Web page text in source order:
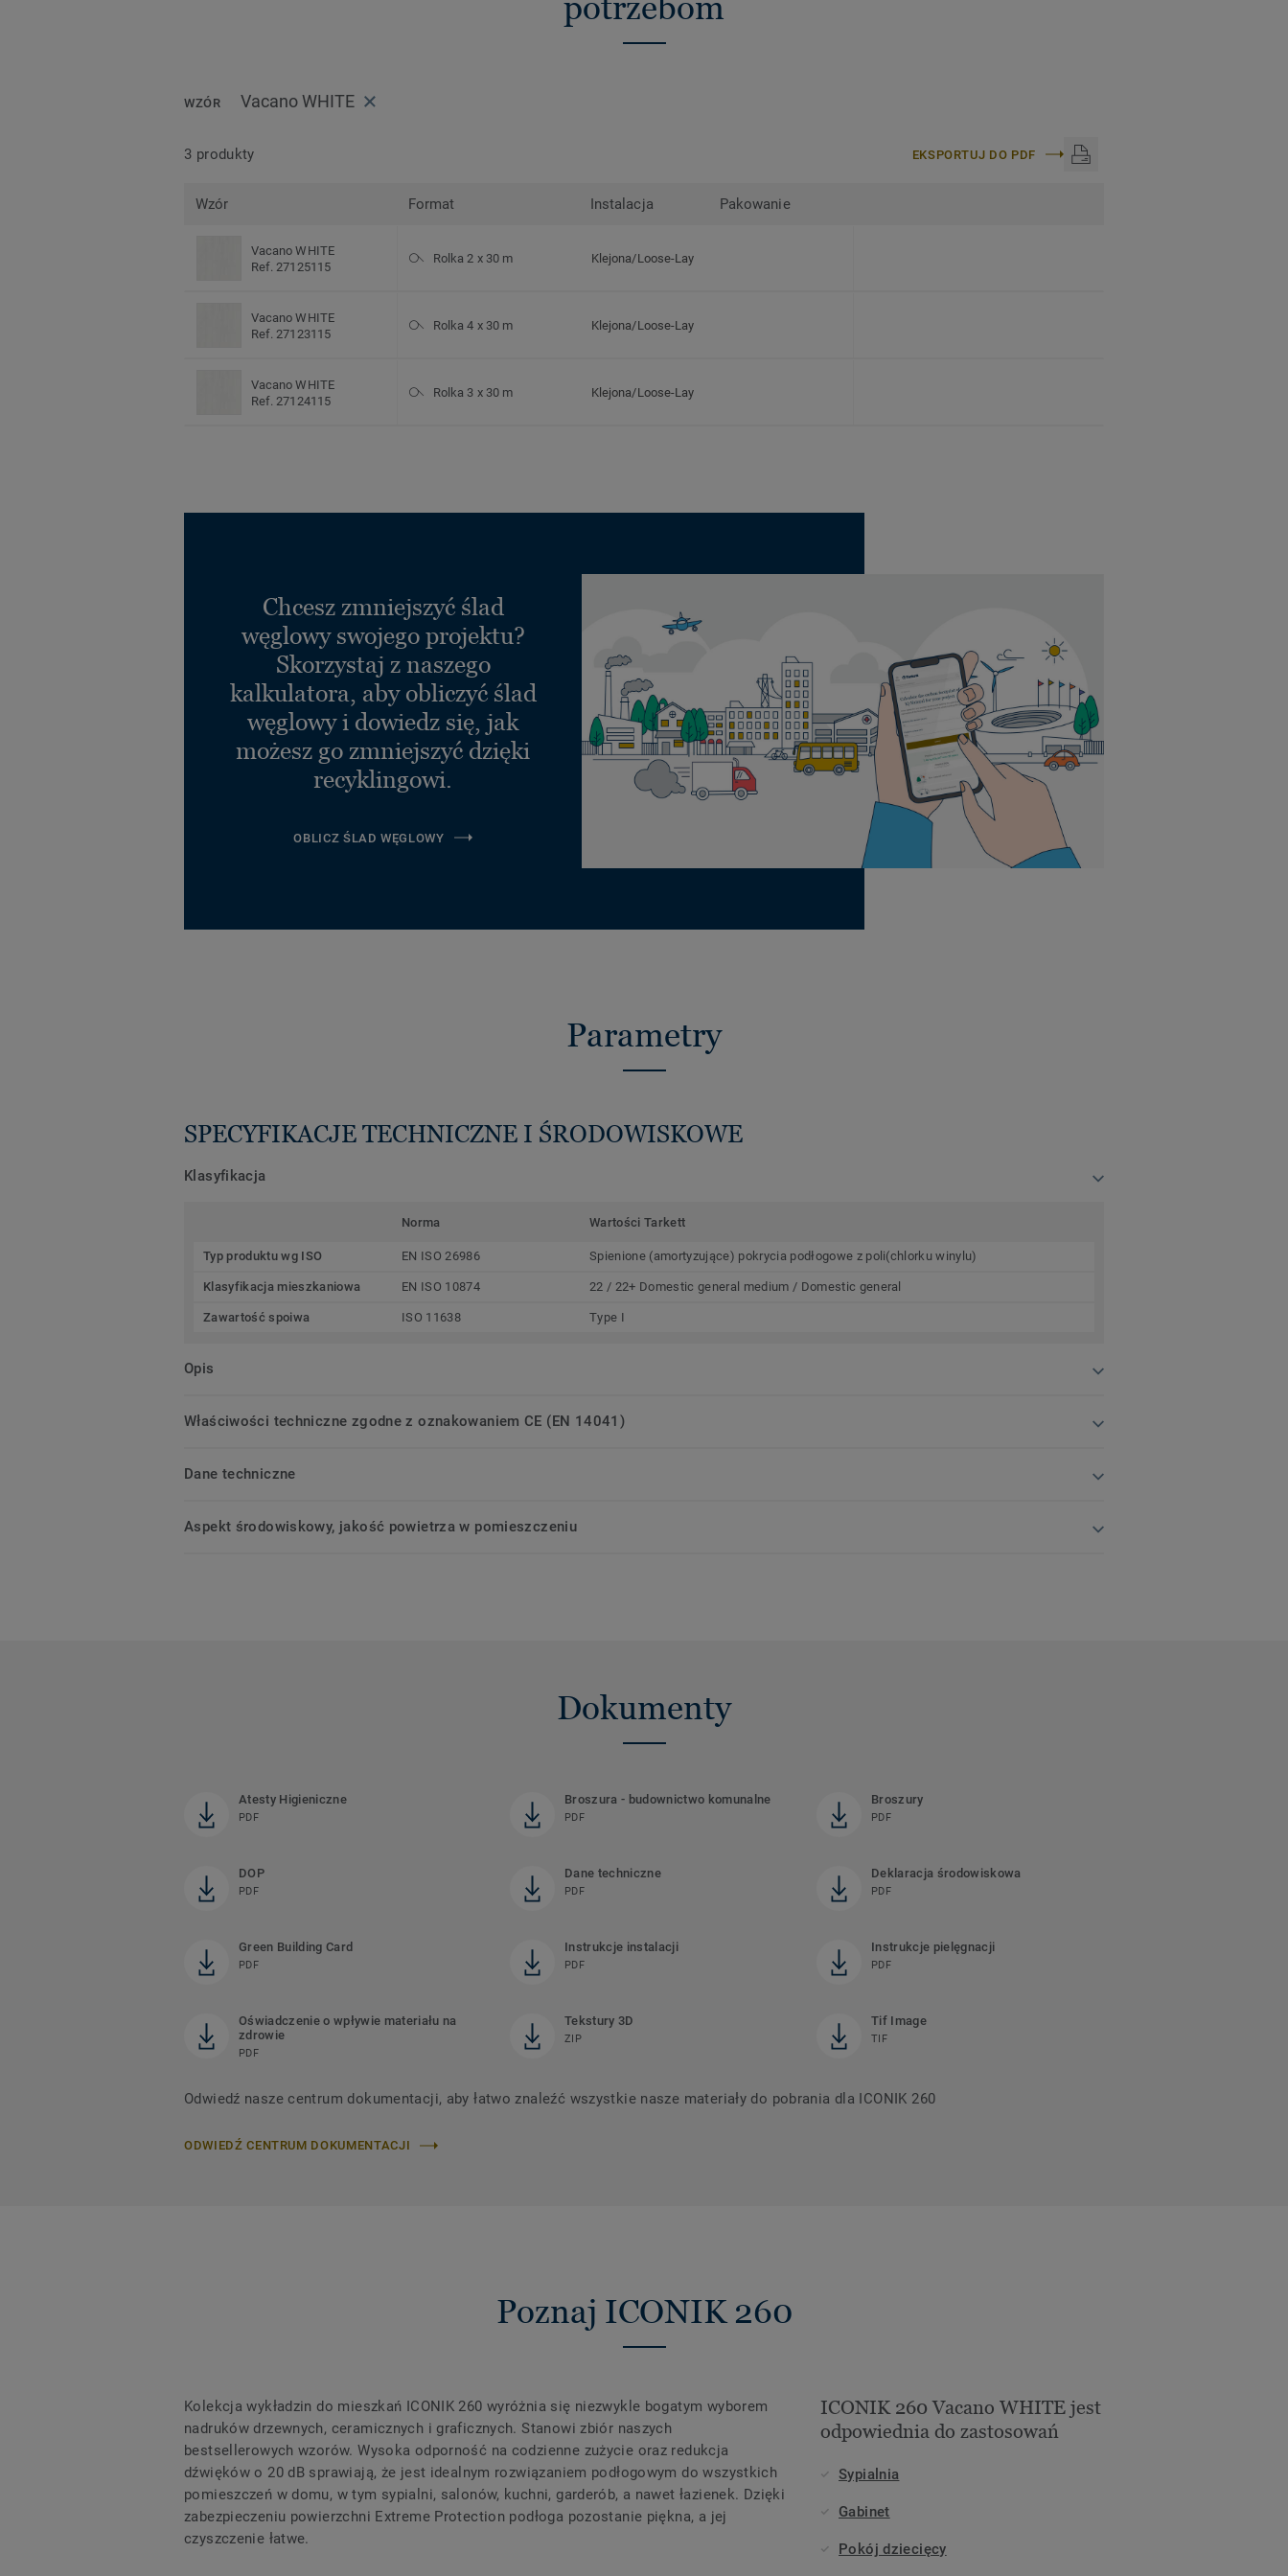
potrzebom
WZÓR Vacano WHITE
3 produkty EKSPORTUJ DO PDF
Wzór Format Instalacja Pakowanie
Vacano WHITE
Ref. 27125115
Rolka 2 x 30 m Klejona/Loose-Lay
Vacano WHITE
Ref. 27123115
Rolka 4 x 30 m Klejona/Loose-Lay
Vacano WHITE
Ref. 27124115
Rolka 3 x 30 m Klejona/Loose-Lay
Chcesz zmniejszyć ślad
węglowy swojego projektu?
Skorzystaj z naszego
kalkulatora, aby obliczyć ślad
węglowy i dowiedz się, jak
możesz go zmniejszyć dzięki
recyklingowi.
OBLICZ ŚLAD WĘGLOWY
Parametry
SPECYFIKACJE TECHNICZNE I ŚRODOWISKOWE
Klasyfikacja
Norma Wartości Tarkett
Typ produktu wg ISO EN ISO 26986 Spienione (amortyzujące) pokrycia podłogowe z poli(chlorku winylu)
Klasyfikacja mieszkaniowa EN ISO 10874 22 / 22+ Domestic general medium / Domestic general
Zawartość spoiwa ISO 11638 Type I
Opis
Właściwości techniczne zgodne z oznakowaniem CE (EN 14041)
Dane techniczne
Aspekt środowiskowy, jakość powietrza w pomieszczeniu
Dokumenty
Atesty Higieniczne
PDF
Broszura - budownictwo komunalne
PDF
Broszury
PDF
DOP
PDF
Dane techniczne
PDF
Deklaracja środowiskowa
PDF
Green Building Card
PDF
Instrukcje instalacji
PDF
Instrukcje pielęgnacji
PDF
Oświadczenie o wpływie materiału na
zdrowie
PDF
Tekstury 3D
ZIP
Tif Image
TIF
Odwiedź nasze centrum dokumentacji, aby łatwo znaleźć wszystkie nasze materiały do ​​pobrania dla ICONIK 260
ODWIEDŹ CENTRUM DOKUMENTACJI
Poznaj ICONIK 260
Kolekcja wykładzin do mieszkań ICONIK 260 wyróżnia się niezwykle bogatym wyborem
nadruków drzewnych, ceramicznych i graficznych. Stanowi zbiór naszych
bestsellerowych wzorów. Wysoka odporność na codzienne zużycie oraz redukcja
dźwięków o 20 dB sprawiają, że jest idealnym rozwiązaniem podłogowym do wszystkich
pomieszczeń w domu, w tym sypialni, salonów, kuchni, garderób, a nawet łazienek. Dzięki
zabezpieczeniu powierzchni Extreme Protection podłoga pozostanie piękna, a jej
czyszczenie łatwe.
ICONIK 260 Vacano WHITE jest
odpowiednia do zastosowań
Sypialnia
Gabinet
Pokój dziecięcy